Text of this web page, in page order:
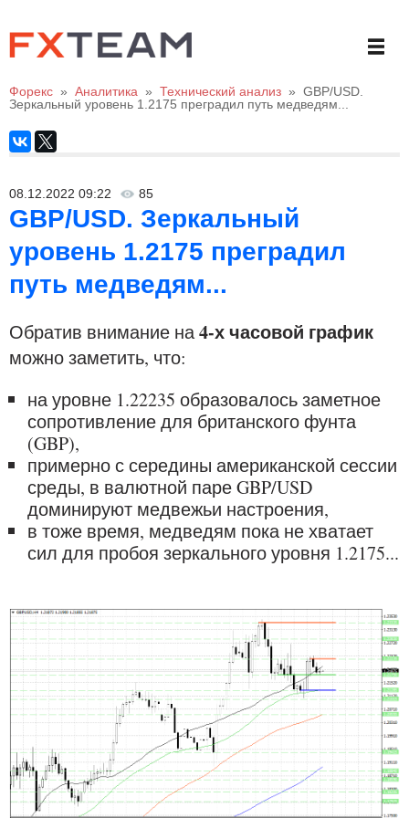
Форекс » Аналитика » Технический анализ » GBP/USD.
Зеркальный уровень 1.2175 преградил путь медведям...
08.12.2022 09:22 85
GBP/USD. Зеркальный
уровень 1.2175 преградил
путь медведям...
Обратив внимание на4-х часовой график
можно заметить, что:
на уровне 1.22235 образовалось заметное
сопротивление для британского фунта
(GBP),
примерно с середины американской сессии
среды, в валютной паре GBP/USD
доминируют медвежьи настроения,
в тоже время, медведям пока не хватает
сил для пробоя зеркального уровня 1.2175...